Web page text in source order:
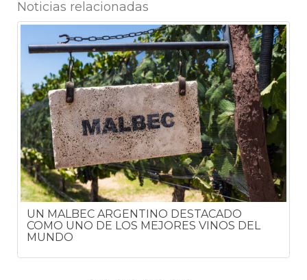
Noticias relacionadas
UN MALBEC ARGENTINO DESTACADO
COMO UNO DE LOS MEJORES VINOS DEL
MUNDO